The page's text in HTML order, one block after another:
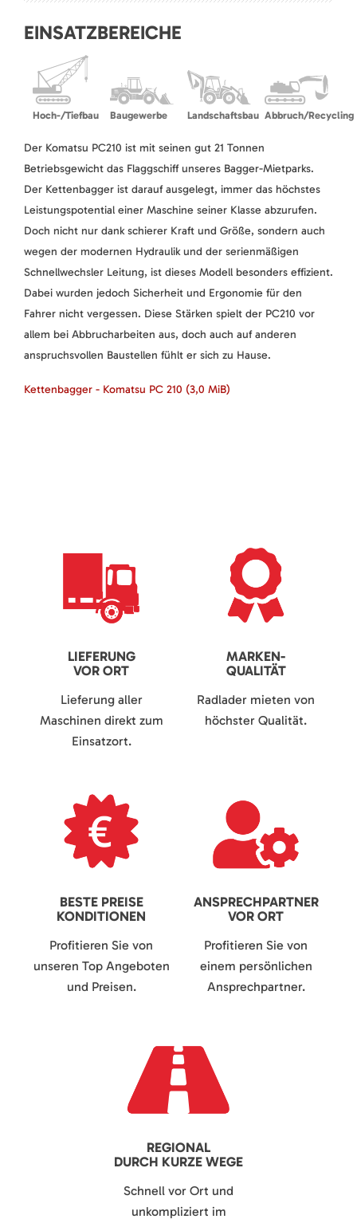
EINSATZBEREICHE
Hoch-/Tiefbau Baugewerbe Landschaftsbau Abbruch/Recycling
Der Komatsu PC210 ist mit seinen gut 21 Tonnen
Betriebsgewicht das Flaggschiff unseres Bagger-Mietparks.
Der Kettenbagger ist darauf ausgelegt, immer das höchstes
Leistungspotential einer Maschine seiner Klasse abzurufen.
Doch nicht nur dank schierer Kraft und Größe, sondern auch
wegen der modernen Hydraulik und der serienmäßigen
Schnellwechsler Leitung, ist dieses Modell besonders effizient.
Dabei wurden jedoch Sicherheit und Ergonomie für den
Fahrer nicht vergessen. Diese Stärken spielt der PC210 vor
allem bei Abbrucharbeiten aus, doch auch auf anderen
anspruchsvollen Baustellen fühlt er sich zu Hause.
Kettenbagger - Komatsu PC 210 (3,0 MiB)
LIEFERUNG
VOR ORT
Lieferung aller
Maschinen direkt zum
Einsatzort.
MARKEN-
QUALITÄT
Radlader mieten von
höchster Qualität.
BESTE PREISE
KONDITIONEN
Profitieren Sie von
unseren Top Angeboten
und Preisen.
ANSPRECHPARTNER
VOR ORT
Profitieren Sie von
einem persönlichen
Ansprechpartner.
REGIONAL
DURCH KURZE WEGE
Schnell vor Ort und
unkompliziert im